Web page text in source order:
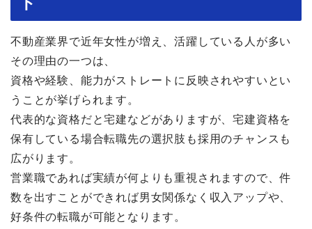
不動産業界で近年女性が増え、活躍している人が多い
その理由の一つは、
資格や経験、能力がストレートに反映されやすいとい
うことが挙げられます。
代表的な資格だと宅建などがありますが、宅建資格を
保有している場合転職先の選択肢も採用のチャンスも
広がります。
営業職であれば実績が何よりも重視されますので、件
数を出すことができれば男女関係なく収入アップや、
好条件の転職が可能となります。